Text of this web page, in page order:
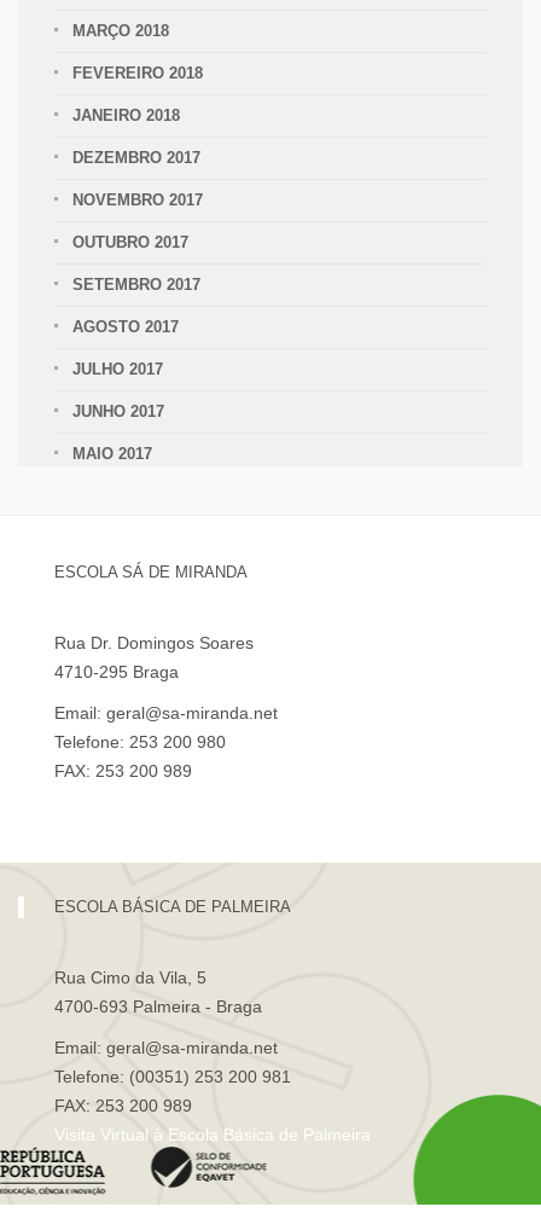
MARÇO 2018
FEVEREIRO 2018
JANEIRO 2018
DEZEMBRO 2017
NOVEMBRO 2017
OUTUBRO 2017
SETEMBRO 2017
AGOSTO 2017
JULHO 2017
JUNHO 2017
MAIO 2017
ESCOLA SÁ DE MIRANDA
Rua Dr. Domingos Soares
4710-295 Braga
Email: geral@sa-miranda.net
Telefone: 253 200 980
FAX: 253 200 989
ESCOLA BÁSICA DE PALMEIRA
Rua Cimo da Vila, 5
4700-693 Palmeira - Braga
Email: geral@sa-miranda.net
Telefone: (00351) 253 200 981
FAX: 253 200 989
Visita Virtual à Escola Básica de Palmeira